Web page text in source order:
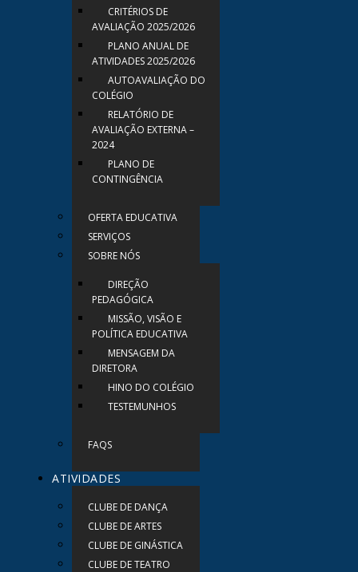
CRITÉRIOS DE
AVALIAÇÃO 2025/2026
PLANO ANUAL DE
ATIVIDADES 2025/2026
AUTOAVALIAÇÃO DO
COLÉGIO
RELATÓRIO DE
AVALIAÇÃO EXTERNA –
2024
PLANO DE
CONTINGÊNCIA
OFERTA EDUCATIVA
SERVIÇOS
SOBRE NÓS
DIREÇÃO
PEDAGÓGICA
MISSÃO, VISÃO E
POLÍTICA EDUCATIVA
MENSAGEM DA
DIRETORA
HINO DO COLÉGIO
TESTEMUNHOS
FAQS
ATIVIDADES
CLUBE DE DANÇA
CLUBE DE ARTES
CLUBE DE GINÁSTICA
CLUBE DE TEATRO